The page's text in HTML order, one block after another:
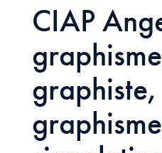
CIAP
graphiste,